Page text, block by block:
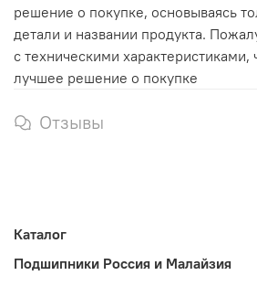
решение о покупке, основываясь
детали и названии продукта.
с техническими характеристиками,
лучшее решение о покупке
Отзывы
Каталог
Подшипники Россия и Малайзия